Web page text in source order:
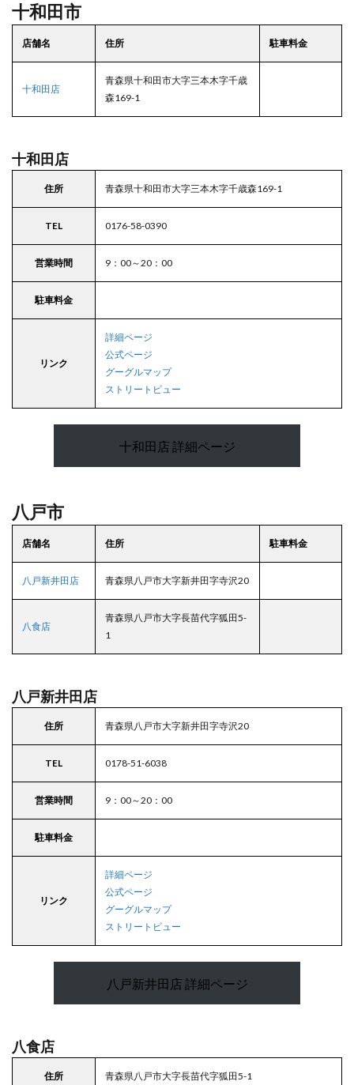
十和田市
店舗名 住所 駐車料金
十和田店
青森県十和田市大字三本木字千歳
森169-1
十和田店
住所 青森県十和田市大字三本木字千歳森169-1
TEL 0176-58-0390
営業時間 9：00～20：00
駐車料金
リンク
詳細ページ
公式ページ
グーグルマップ
ストリートビュー
十和田店 詳細ページ
八戸市
店舗名 住所 駐車料金
八戸新井田店 青森県八戸市大字新井田字寺沢20
八食店
青森県八戸市大字長苗代字狐田5-
1
八戸新井田店
住所 青森県八戸市大字新井田字寺沢20
TEL 0178-51-6038
営業時間 9：00～20：00
駐車料金
リンク
詳細ページ
公式ページ
グーグルマップ
ストリートビュー
八戸新井田店 詳細ページ
八食店
住所 青森県八戸市大字長苗代字狐田5-1